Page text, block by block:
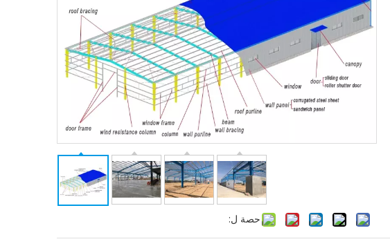
حصة ل: